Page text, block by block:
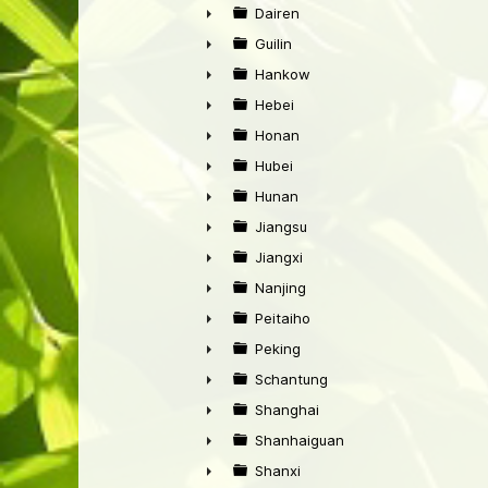
►
►
Dairen
►
Guilin
►
Hankow
►
Hebei
►
Honan
►
Hubei
►
Hunan
►
Jiangsu
►
Jiangxi
►
Nanjing
►
Peitaiho
►
Peking
►
Schantung
►
Shanghai
►
Shanhaiguan
Shanxi